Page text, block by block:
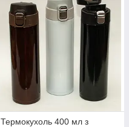
Термокухоль 400 мл з